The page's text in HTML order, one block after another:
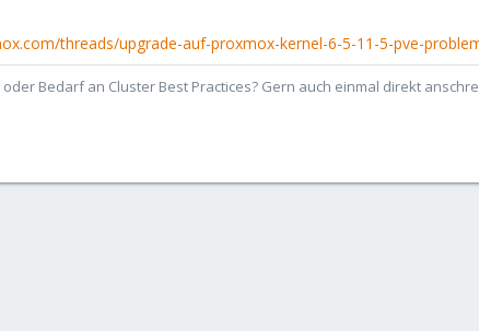
threads/upgrade-auf-proxmox-kernel-6-5-11-5-pve-
oder Bedarf an Cluster Best Practices? Gern auch einmal direkt